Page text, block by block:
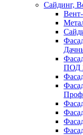
Сайдинг,
ПОД